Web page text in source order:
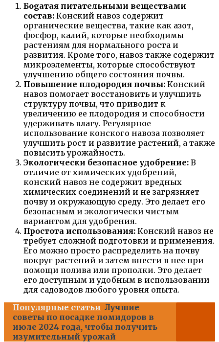
Бogатая питательными веществами
состав: Конский навоз содержит
органические вещества, такие как азот,
фосфор, калий, которые необходимы
растениям для нормального роста и
развития. Кроме того, навоз также содержит
микроэлементы, которые способствуют
улучшению общего состояния почвы.
Повышение плодородия почвы: Конский
навоз помогает восстановить и улучшить
структуру почвы, что приводит к
увеличению ее плодородия и способности
удерживать влагу. Регулярное
использование конского навоза позволяет
улучшить рост и развитие растений, а также
повысить урожайность.
Экологически безопасное удобрение: В
отличие от химических удобрений,
конский навоз не содержит вредных
химических соединений и не загрязняет
почву и окружающую среду. Это делает его
безопасным и экологически чистым
вариантом для удобрения.
Простота использования: Конский навоз не
требует сложной подготовки и применения.
Его можно просто распределить на почву
вокруг растений и затем внести в нее при
помощи полива или прополки. Это делает
его доступным и удобным в использовании
для садоводов любого уровня опыта.
Популярные статьи Лучшие
советы по посадке помидоров в
июле 2024 года, чтобы получить
изумительный урожай